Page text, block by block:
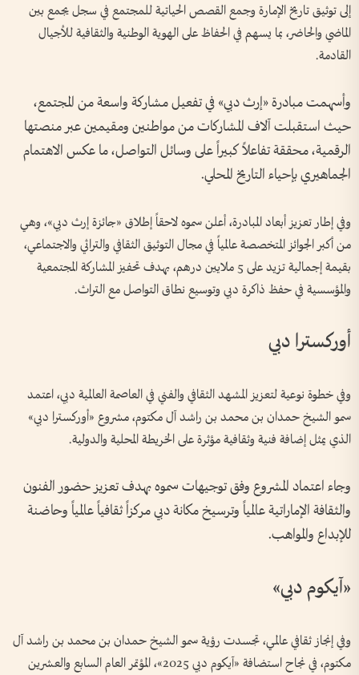
إلى توثيق تاريخ الإمارة وجمع القصص الحياتية للمجتمع في سجل يجمع بين
الماضي والحاضر، بما يسهم في الحفاظ على الهوية الوطنية والثقافية للأجيال
القادمة.
وأسهمت مبادرة «إرث دبي» في تفعيل مشاركة واسعة من المجتمع،
حيث استقبلت آلاف المشاركات من مواطنين ومقيمين عبر منصتها
الرقمية، محققة تفاعلاً كبيراً على وسائل التواصل، ما عكس الاهتمام
الجماهيري بإحياء التاريخ المحلي.
وفي إطار تعزيز أبعاد المبادرة، أعلن سموه لاحقاً إطلاق «جائزة إرث دبي»، وهي
من أكبر الجوائز المتخصصة عالمياً في مجال التوثيق الثقافي والتراثي والاجتماعي،
بقيمة إجمالية تزيد على 5 ملايين درهم، بهدف تحفيز المشاركة المجتمعية
والمؤسسية في حفظ ذاكرة دبي وتوسيع نطاق التواصل مع التراث.
أوركسترا دبي
وفي خطوة نوعية لتعزيز المشهد الثقافي والفني في العاصمة العالمية دبي، اعتمد
سمو الشيخ حمدان بن محمد بن راشد آل مكتوم، مشروع «أوركسترا دبي»
الذي يمثل إضافة فنية وثقافية مؤثرة على الخريطة المحلية والدولية.
وجاء اعتماد المشروع وفق توجيهات سموه بهدف تعزيز حضور الفنون
والثقافة الإماراتية عالمياً وترسيخ مكانة دبي مركزاً ثقافياً عالمياً وحاضنة
للإبداع والمواهب.
«آيكوم دبي»
وفي إنجاز ثقافي عالمي، تجسدت رؤية سمو الشيخ حمدان بن محمد بن راشد آل
مكتوم، في نجاح استضافة «آيكوم دبي 2025»، المؤتمر العام السابع والعشرين